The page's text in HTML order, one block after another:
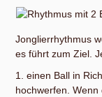
Jonglierrhythmus
es führt zum Ziel.
1. einen Ball in
hochwerfen. Wenn